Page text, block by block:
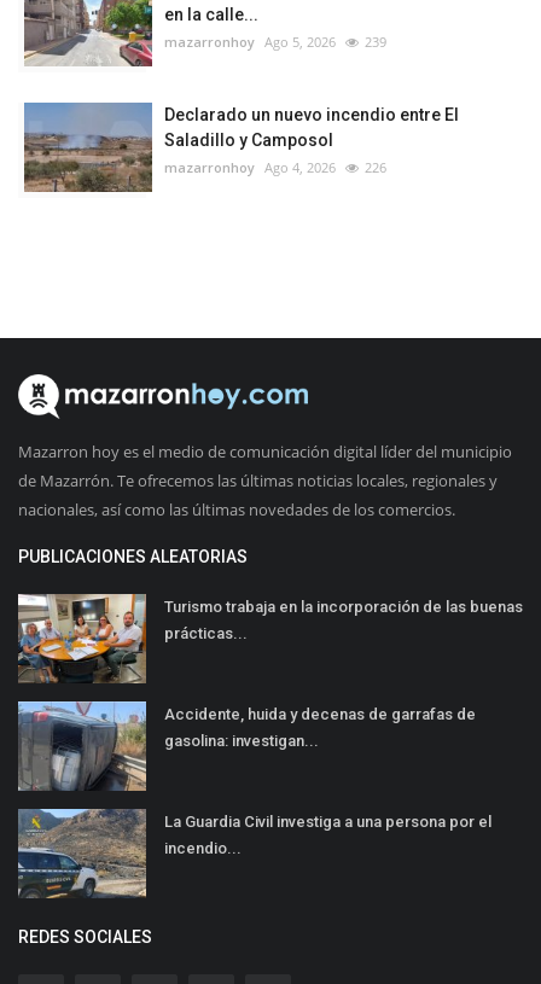
en la calle...
mazarronhoy Ago 5, 2026 239
Declarado un nuevo incendio entre El
Saladillo y Camposol
mazarronhoy Ago 4, 2026 226
Mazarron hoy es el medio de comunicación digital líder del municipio
de Mazarrón. Te ofrecemos las últimas noticias locales, regionales y
nacionales, así como las últimas novedades de los comercios.
PUBLICACIONES ALEATORIAS
Turismo trabaja en la incorporación de las buenas
prácticas...
Accidente, huida y decenas de garrafas de
gasolina: investigan...
La Guardia Civil investiga a una persona por el
incendio...
REDES SOCIALES